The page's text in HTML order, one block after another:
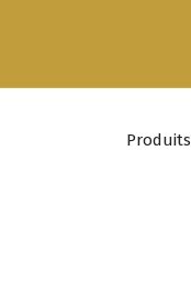
Produits